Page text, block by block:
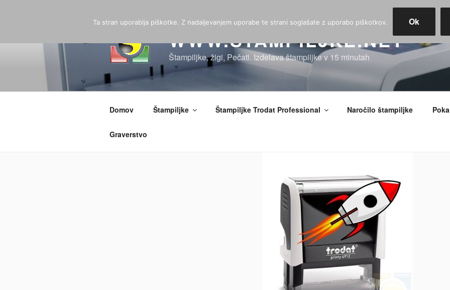
WWW.STAMPILJKE.NET
Štampiljke, žigi, Pečati. Izdelava štampiljke v 15 minutah
Domov Štampiljke Štampiljke Trodat Professional Naročilo štampiljke
Graverstvo
Ta stran uporablja piškotke. Z nadaljevanjem uporabe te strani soglašate z uporabo piškotkov. Ok